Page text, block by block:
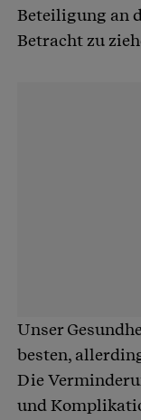
Beteiligung an
Betracht zu
Unser
besten,
Die
und